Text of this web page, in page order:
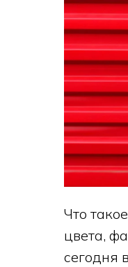
Что
цвета,
сегодня